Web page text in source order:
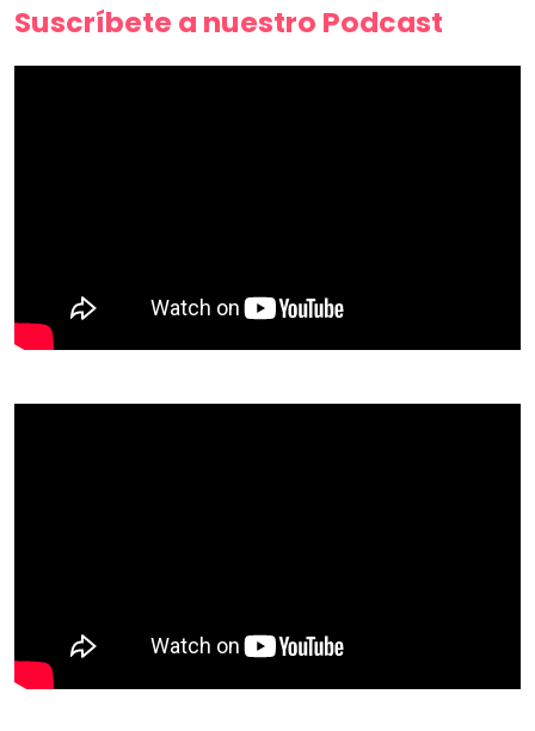
Suscríbete a nuestro Podcast